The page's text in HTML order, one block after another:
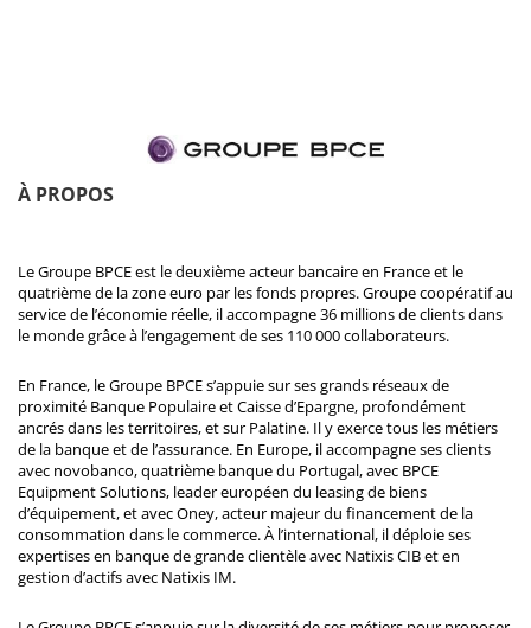
À PROPOS
Le Groupe BPCE est le deuxième acteur bancaire en France et le
quatrième de la zone euro par les fonds propres. Groupe coopératif au
service de l’économie réelle, il accompagne 36 millions de clients dans
le monde grâce à l’engagement de ses 110 000 collaborateurs.
En France, le Groupe BPCE s’appuie sur ses grands réseaux de
proximité Banque Populaire et Caisse d’Epargne, profondément
ancrés dans les territoires, et sur Palatine. Il y exerce tous les métiers
de la banque et de l’assurance. En Europe, il accompagne ses clients
avec novobanco, quatrième banque du Portugal, avec BPCE
Equipment Solutions, leader européen du leasing de biens
d’équipement, et avec Oney, acteur majeur du financement de la
consommation dans le commerce. À l’international, il déploie ses
expertises en banque de grande clientèle avec Natixis CIB et en
gestion d’actifs avec Natixis IM.